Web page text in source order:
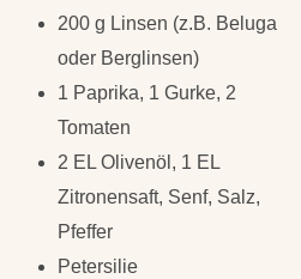
200 g Linsen (z.B. Beluga
oder Berglinsen)
1 Paprika, 1 Gurke, 2
Tomaten
2 EL Olivenöl, 1 EL
Zitronensaft, Senf, Salz,
Pfeffer
Petersilie